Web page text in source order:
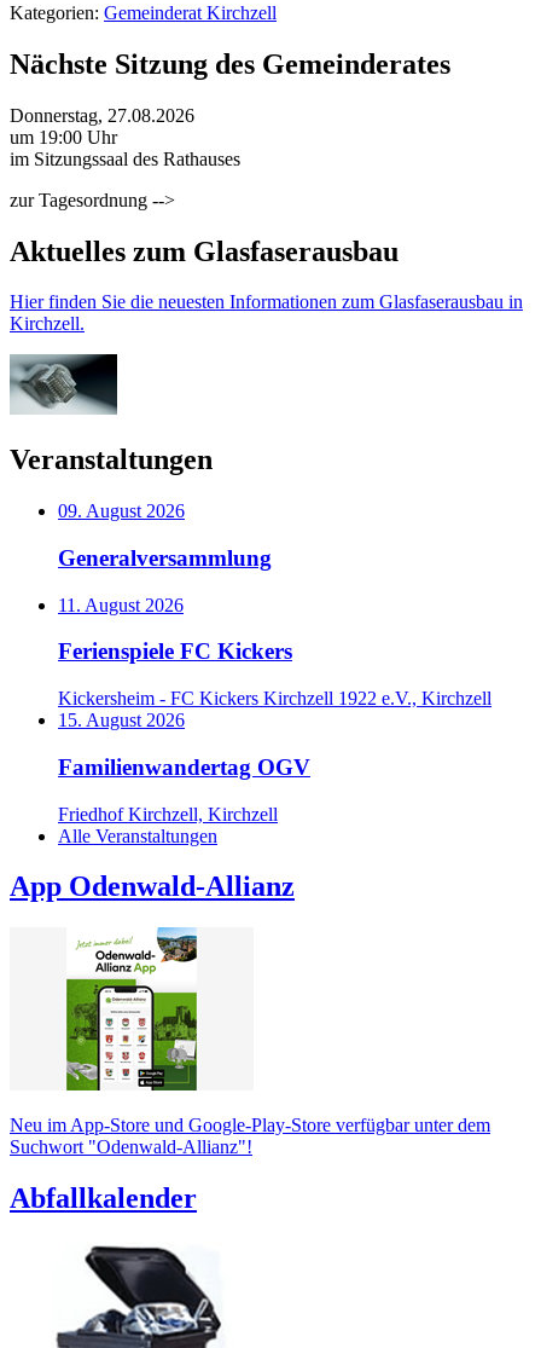
Kategorien: Gemeinderat Kirchzell
Nächste Sitzung des Gemeinderates
Donnerstag, 27.08.2026
um 19:00 Uhr
im Sitzungssaal des Rathauses
zur Tagesordnung -->
Aktuelles zum Glasfaserausbau
Hier finden Sie die neuesten Informationen zum Glasfaserausbau in
Kirchzell.
Veranstaltungen
09. August 2026
Generalversammlung
11. August 2026
Ferienspiele FC Kickers
Kickersheim - FC Kickers Kirchzell 1922 e.V., Kirchzell
15. August 2026
Familienwandertag OGV
Friedhof Kirchzell, Kirchzell
Alle Veranstaltungen
App Odenwald-Allianz
Neu im App-Store und Google-Play-Store verfügbar unter dem
Suchwort "Odenwald-Allianz"!
Abfallkalender